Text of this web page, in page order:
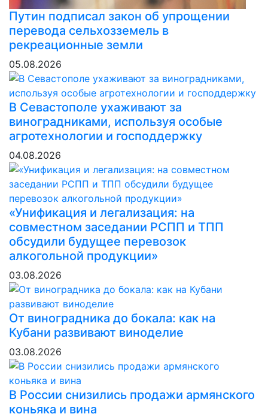
Путин подписал закон об упрощении
перевода сельхозземель в
рекреационные земли
05.08.2026
В Севастополе ухаживают за
виноградниками, используя особые
агротехнологии и господдержку
04.08.2026
«Унификация и легализация: на
совместном заседании РСПП и ТПП
обсудили будущее перевозок
алкогольной продукции»
03.08.2026
От виноградника до бокала: как на
Кубани развивают виноделие
03.08.2026
В России снизились продажи армянского
коньяка и вина